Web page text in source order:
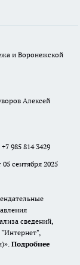
и Воронежской
Алексей
985 814 3429
сентября 2025
сведений,
Подробнее